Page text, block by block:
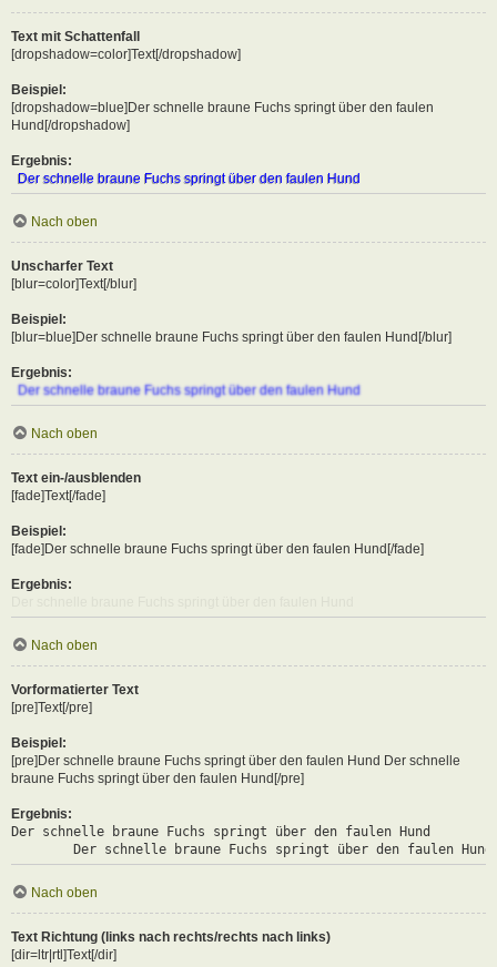
Text mit Schattenfall
[dropshadow=color]Text[/dropshadow]
Beispiel:
[dropshadow=blue]Der schnelle braune Fuchs springt über den faulen
Hund[/dropshadow]
Ergebnis:
Der schnelle braune Fuchs springt über den faulen Hund
Nach oben
Unscharfer Text
[blur=color]Text[/blur]
Beispiel:
[blur=blue]Der schnelle braune Fuchs springt über den faulen Hund[/blur]
Ergebnis:
Der schnelle braune Fuchs springt über den faulen Hund
Nach oben
Text ein-/ausblenden
[fade]Text[/fade]
Beispiel:
[fade]Der schnelle braune Fuchs springt über den faulen Hund[/fade]
Ergebnis:
Nach oben
Vorformatierter Text
[pre]Text[/pre]
Beispiel:
[pre]Der schnelle braune Fuchs springt über den faulen Hund Der schnelle
braune Fuchs springt über den faulen Hund[/pre]
Ergebnis:
Der schnelle braune Fuchs springt über den faulen Hund
	Der schnelle braune Fuchs springt über den faulen Hund
Nach oben
Text Richtung (links nach rechts/rechts nach links)
[dir=ltr|rtl]Text[/dir]